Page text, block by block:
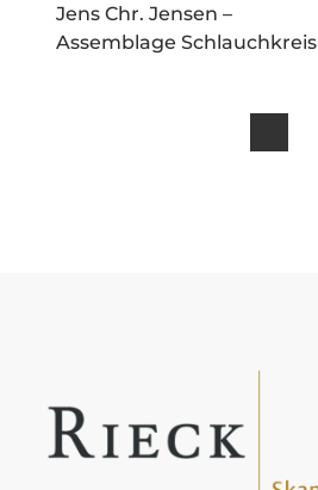
Jens Chr. Jensen –
Assemblage Schlauchkreis